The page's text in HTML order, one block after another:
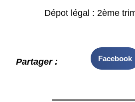
Dépot légal : 2ème
Partager : Facebook